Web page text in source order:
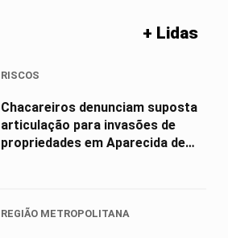
+ Lidas
RISCOS
Chacareiros denunciam suposta
articulação para invasões de
propriedades em Aparecida de
REGIÃO METROPOLITANA